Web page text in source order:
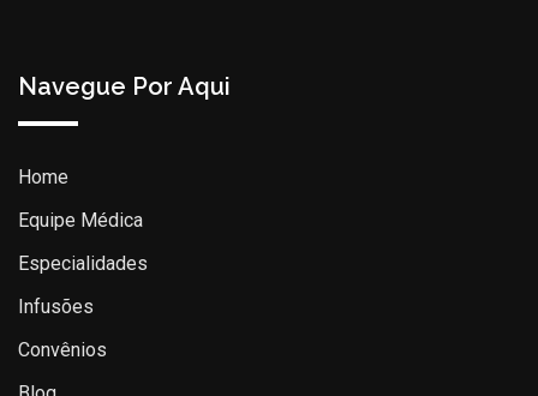
Navegue Por Aqui
Home
Equipe Médica
Especialidades
Infusões
Convênios